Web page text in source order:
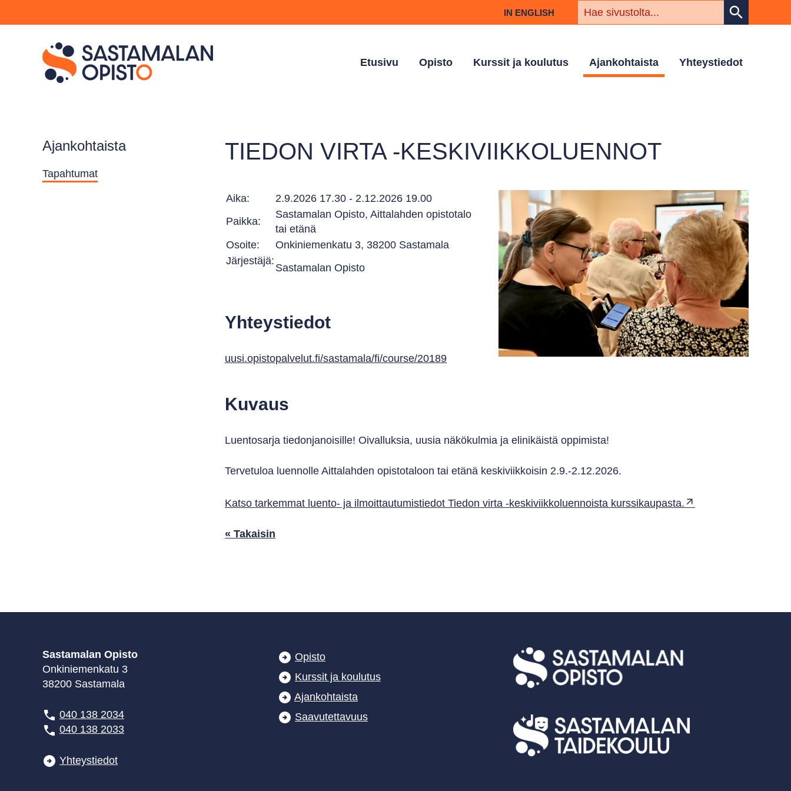
IN ENGLISH search
Etusivu Opisto Kurssit ja koulutus Ajankohtaista Yhteystiedot
Ajankohtaista
Tapahtumat
TIEDON VIRTA -KESKIVIIKKOLUENNOT
Aika:
2.9.2026 17.30 - 2.12.2026 19.00
Paikka:
Sastamalan Opisto, Aittalahden opistotalo
tai etänä
Osoite:
Onkiniemenkatu 3, 38200 Sastamala
Järjestäjä:
Sastamalan Opisto
Yhteystiedot
uusi.opistopalvelut.fi/sastamala/fi/course/20189
Kuvaus
Luentosarja tiedonjanoisille! Oivalluksia, uusia näkökulmia ja elinikäistä oppimista!
Tervetuloa luennolle Aittalahden opistotaloon tai etänä keskiviikkoisin 2.9.-2.12.2026.
Katso tarkemmat luento- ja ilmoittautumistiedot Tiedon virta -keskiviikkoluennoista kurssikaupasta.
« Takaisin
Sastamalan Opisto
Onkiniemenkatu 3
38200 Sastamala
040 138 2034
040 138 2033
Yhteystiedot
Opisto
Kurssit ja koulutus
Ajankohtaista
Saavutettavuus